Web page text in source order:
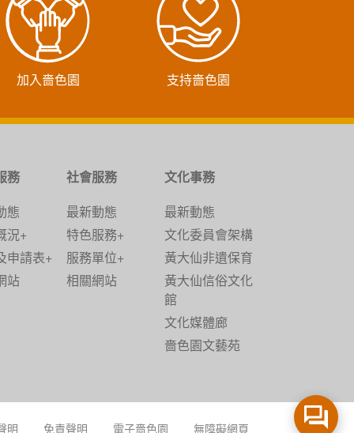
加入嗇色園 支持嗇色園
務
態
況+
申請表+
站
社會服務
最新動態
特色服務+
服務單位+
相關網站
文化事務
最新動態
文化委員會架構
黃大仙非遺保育
黃大仙信俗文化
館
文化媒體廊
嗇色園文藝苑
明 免責聲明 電子嗇色園 無障礙網頁